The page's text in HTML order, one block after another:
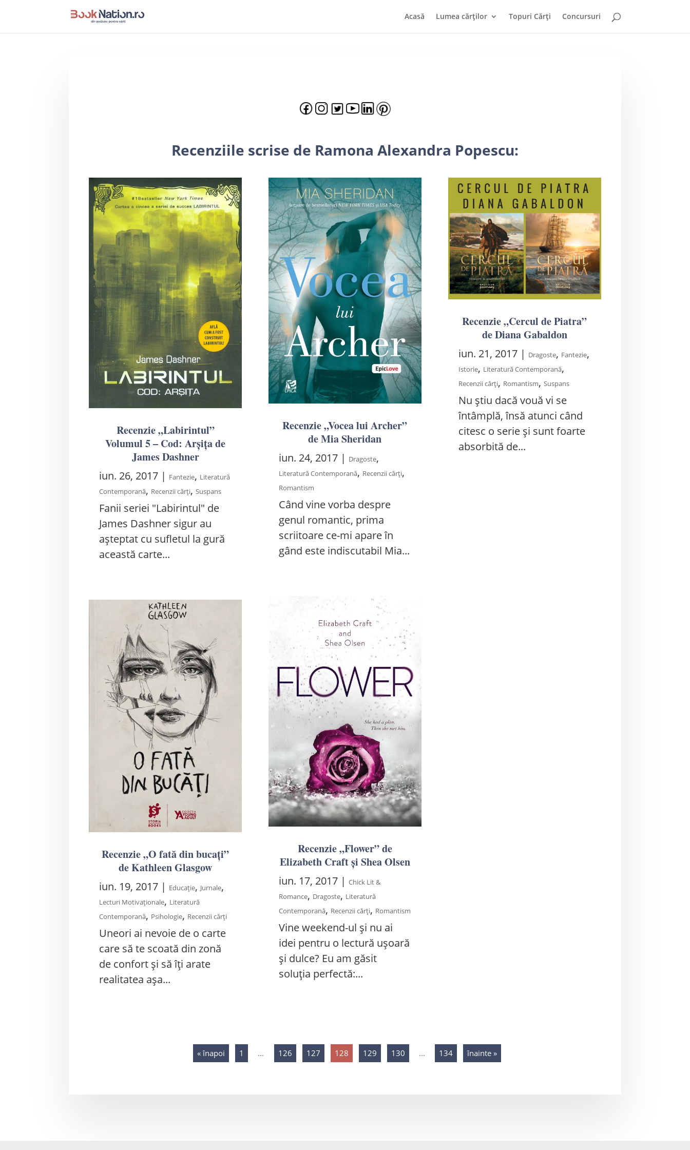
Acasă Lumea cărților Topuri Cărți Concursuri
Recenziile scrise de Ramona Alexandra Popescu:
Recenzie „Labirintul”
Volumul 5 – Cod: Arșița de
James Dashner
iun. 26, 2017 | Fantezie, Literatură
Contemporană, Recenzii cărți,Suspans
Fanii seriei "Labirintul" de
James Dashner sigur au
aşteptat cu sufletul la gură
această carte...
Recenzie „O fată din bucați”
de Kathleen Glasgow
iun. 19, 2017 | Educație, Jurnale,
Lecturi Motivaționale, Literatură
Contemporană, Psihologie, Recenzii cărți
Uneori ai nevoie de o carte
care să te scoată din zonă
de confort și să îți arate
realitatea așa...
Recenzie „Vocea lui Archer”
de Mia Sheridan
iun. 24, 2017 | Dragoste,
Literatură Contemporană, Recenzii cărți,
Romantism
Când vine vorba despre
genul romantic, prima
scriitoare ce-mi apare în
gând este indiscutabil Mia...
Recenzie „Flower” de
Elizabeth Craft și Shea Olsen
iun. 17, 2017 |Chick Lit &
Romance, Dragoste, Literatură
Contemporană, Recenzii cărți, Romantism
Vine weekend-ul și nu ai
idei pentru o lectură ușoară
și dulce? Eu am găsit
soluția perfectă:...
Recenzie „Cercul de Piatra”
de Diana Gabaldon
iun. 21, 2017 | Dragoste, Fantezie,
Istorie, Literatură Contemporană,
Recenzii cărți, Romantism,Suspans
Nu ştiu dacă vouă vi se
întâmplă, însă atunci când
citesc o serie şi sunt foarte
absorbită de...
« înapoi 1 … 126 127 128 129 130 … 134 înainte »